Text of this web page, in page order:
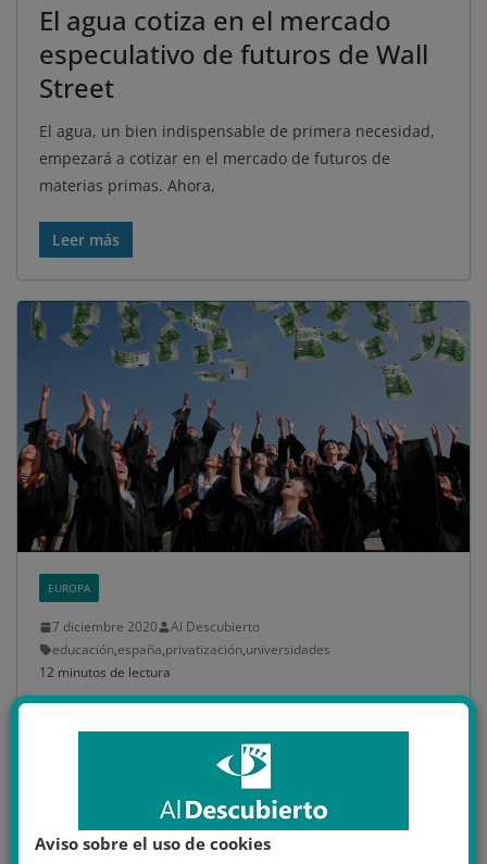
El agua cotiza en el mercado
especulativo de futuros de Wall
Street
El agua, un bien indispensable de primera necesidad,
empezará a cotizar en el mercado de futuros de
materias primas. Ahora,
Leer más
EUROPA
7 diciembre 2020
Al Descubierto
educación,españa,privatización,universidades
12 minutos de lectura
El imparable avance de la
privatización de la educación en
Artículo original de Eulixe: La privatización de la
educación avanza imparable en España En España,
Aviso sobre el uso de cookies